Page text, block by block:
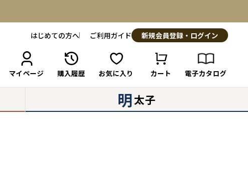
はじめての方へ ご利用ガイド 新規会員登録・ログイン
マイページ 購入履歴 お気に入り カート 電子カタログ
明太子